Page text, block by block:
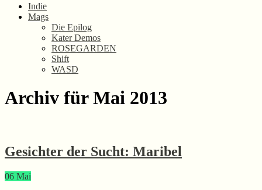
Indie
Mags
Die Epilog
Kater Demos
ROSEGARDEN
Shift
WASD
Archiv für Mai 2013
Gesichter der Sucht: Maribel
06 Mai